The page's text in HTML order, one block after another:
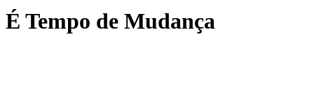
É Tempo de Mudança